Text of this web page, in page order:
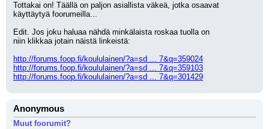
Tottakai on! Täällä on paljon asiallista väkeä, jotka osaavat
käyttäytyä foorumeilla...
Edit. Jos joku haluaa nähdä minkälaista roskaa tuolla on
niin klikkaa jotain näistä linkeistä:
http://forums.foop.fi/koululainen/?a=sd ... 7&q=359024
http://forums.foop.fi/koululainen/?a=sd ... 7&q=359103
http://forums.foop.fi/koululainen/?a=sd ... 7&q=301429
Anonymous
Muut foorumit?